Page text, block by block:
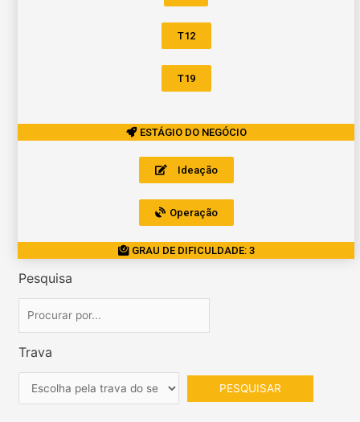
T12
T19
ESTÁGIO DO NEGÓCIO
Ideação
Operação
GRAU DE DIFICULDADE: 3
Pesquisa
Trava